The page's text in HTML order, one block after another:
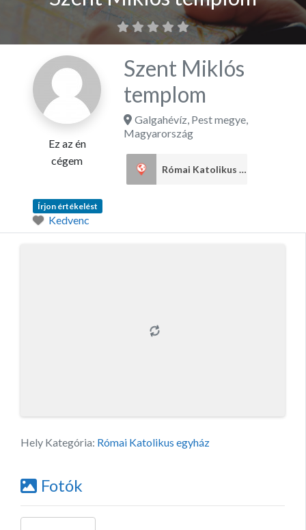
Ez az én
cégem
Szent Miklós
templom
Galgahévíz, Pest megye,
Magyarország
Római Katolikus egyház
Írjon értékelést
Kedvenc
Hely Kategória: Római Katolikus egyház
Fotók